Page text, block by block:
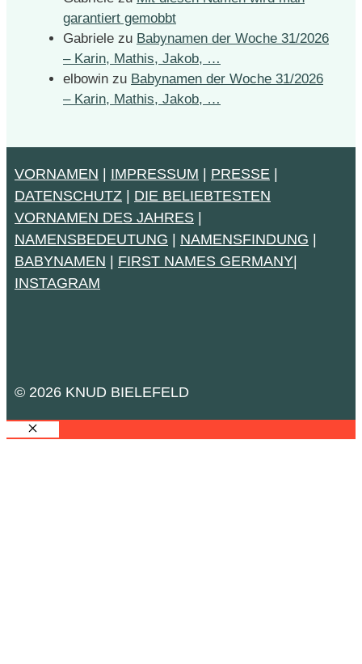
garantiert gemobbt
Gabriele zu Babynamen der Woche 31/2026
– Karin, Mathis, Jakob, …
elbowin zu Babynamen der Woche 31/2026
– Karin, Mathis, Jakob, …
VORNAMEN | IMPRESSUM | PRESSE |
DATENSCHUTZ | DIE BELIEBTESTEN
VORNAMEN DES JAHRES |
NAMENSBEDEUTUNG | NAMENSFINDUNG |
BABYNAMEN | FIRST NAMES GERMANY|
INSTAGRAM
© 2026 KNUD BIELEFELD
SCHLIESSEN